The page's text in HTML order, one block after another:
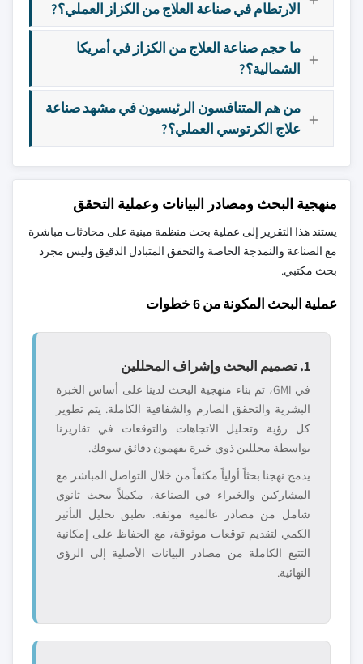
الارتطام في صناعة العلاج من الكزاز العملي؟?
ما حجم صناعة العلاج من الكزاز في أمريكا
الشمالية؟?
من هم المتنافسون الرئيسيون في مشهد صناعة
علاج الكرتوسي العملي؟?
منهجية البحث ومصادر البيانات وعملية التحقق
يستند هذا التقرير إلى عملية بحث منظمة مبنية على محادثات مباشرة
مع الصناعة والنمذجة الخاصة والتحقق المتبادل الدقيق وليس مجرد
بحث مكتبي.
عملية البحث المكونة من 6 خطوات
1. تصميم البحث وإشراف المحللين
في GMI، تم بناء منهجية البحث لدينا على أساس الخبرة
البشرية والتحقق الصارم والشفافية الكاملة. يتم تطوير
كل رؤية وتحليل الاتجاهات والتوقعات في تقاريرنا
بواسطة محللين ذوي خبرة يفهمون دقائق سوقك.
يدمج نهجنا بحثاً أولياً مكثفاً من خلال التواصل المباشر مع
المشاركين والخبراء في الصناعة، مكملاً ببحث ثانوي
شامل من مصادر عالمية موثقة. نطبق تحليل التأثير
الكمي لتقديم توقعات موثوقة، مع الحفاظ على إمكانية
التتبع الكاملة من مصادر البيانات الأصلية إلى الرؤى
النهائية.